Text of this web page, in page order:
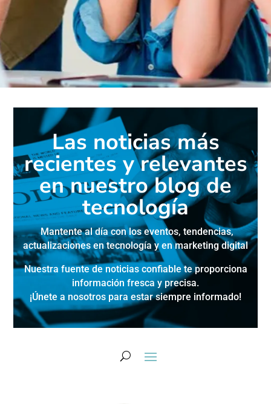
Las noticias más
recientes y relevantes
en nuestro blog de
tecnología
Mantente al día con los eventos, tendencias,
actualizaciones entecnología y en marketing digital
Nuestra fuente de noticias confiable te proporciona
información fresca y precisa.
¡Únete a nosotros para estar siempre informado!